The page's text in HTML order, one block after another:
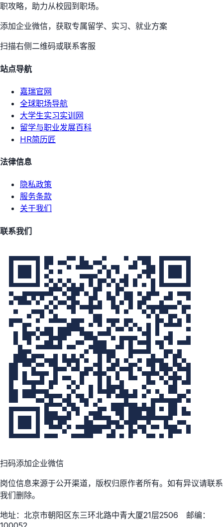
职攻略，助力从校园到职场。
添加企业微信，获取专属留学、实习、就业方案
扫描右侧二维码或联系客服
站点导航
嘉瑞官网
全球职场导航
大学生实习实训网
留学与职业发展百科
HR简历匠
法律信息
隐私政策
服务条款
关于我们
联系我们
扫码添加企业微信
岗位信息来源于公开渠道，版权归原作者所有。如有异议请联系
我们删除。
地址：北京市朝阳区东三环北路中青大厦21层2506 邮编：